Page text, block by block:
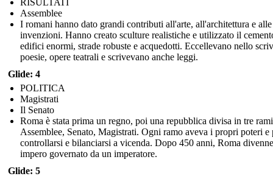
RISULTATI
Assemblee
I romani hanno dato grandi contributi all'arte, all'architettura e alle
invenzioni. Hanno creato sculture realistiche e utilizzato il
edifici enormi, strade robuste e acquedotti. Eccellevano nello
poesie, opere teatrali e scrivevano anche leggi.
Glide: 4
POLITICA
Magistrati
Il Senato
Roma è stata prima un regno, poi una repubblica divisa in tre
Assemblee, Senato, Magistrati. Ogni ramo aveva i propri poteri e
controllarsi e bilanciarsi a vicenda. Dopo 450 anni, Roma
impero governato da un imperatore.
Glide: 5